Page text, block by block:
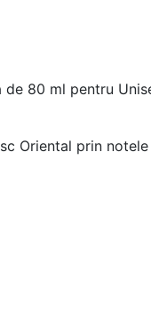
80 ml pentru
Oriental prin notele